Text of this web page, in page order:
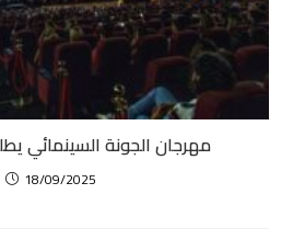
مهرجان الجونة السينمائي
18/09/2025